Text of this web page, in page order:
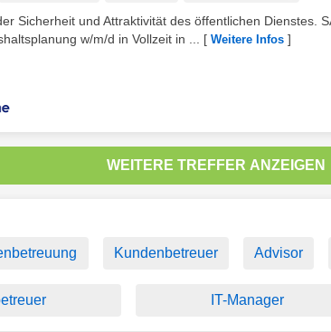
Sicherheit und Attraktivität des öffentlichen Dienstes.
w/m/d in Vollzeit in ...
[ Weitere Infos ]
WEITERE TREFFER ANZEIGEN
Kundenbetreuer Advisor
IT-Manager